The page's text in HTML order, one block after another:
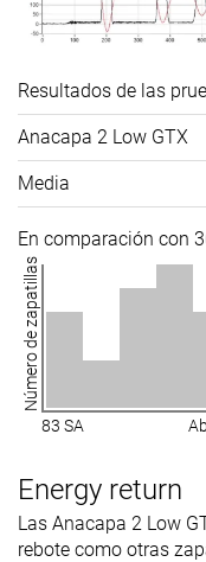
Resultados de las
Anacapa 2 Low GTX
Media
En comparación con
Número de zapatillas
83 SA
Energy return
Las Anacapa 2 Low
rebote como otras